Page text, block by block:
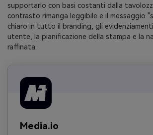
supportarlo con basi costanti dalla
contrasto rimanga leggibile e il messaggio
chiaro in tutto il branding, gli
utente, la pianificazione della stampa e la
raffinata.
Media.io